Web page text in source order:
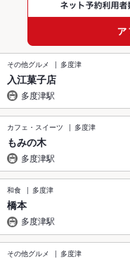
その他グルメ 多度津
入江菓子店
多度津駅
カフェ・スイーツ 多度津
もみの木
多度津駅
和食 多度津
橋本
多度津駅
その他グルメ 多度津